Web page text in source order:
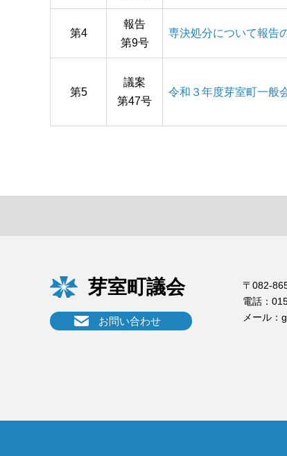
第4
報告
第9号
専決処分について報告
第5
議案
第47号
令和３年度芽室町一般
芽室町議会
〒082-
電話：
メール：
お問い合わせ